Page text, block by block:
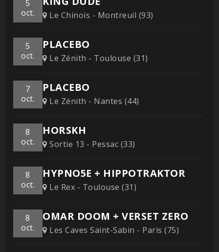
5
oct.
Le Chinois - Montreuil (93)
5
oct.
PLACEBO
Le Zénith - Toulouse (31)
7
oct.
PLACEBO
Le Zénith - Nantes (44)
8
oct.
HORSKH
Sortie 13 - Pessac (33)
8
oct.
HYPNO5E + HIPPOTRAKTOR
Le Rex - Toulouse (31)
8
oct.
OMAR DOOM + VERSET ZERO
Les Caves Saint-Sabin - Paris (75)